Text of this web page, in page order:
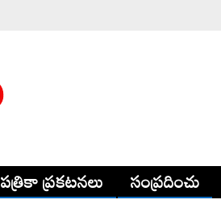
పత్రికా ప్రకటనలు సంప్రదించు